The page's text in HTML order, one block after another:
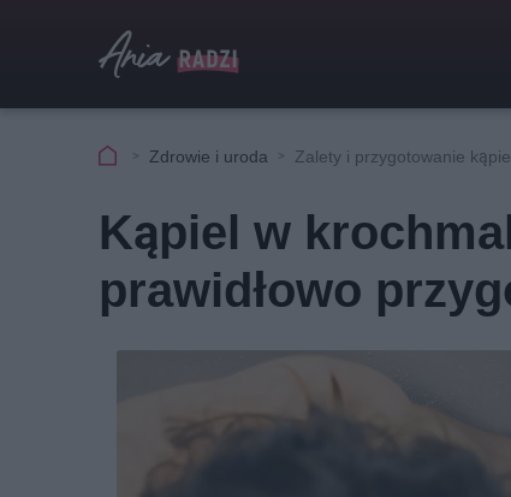
Zdrowie i uroda Zalety i przygotowanie
Kąpiel w
prawidłowo